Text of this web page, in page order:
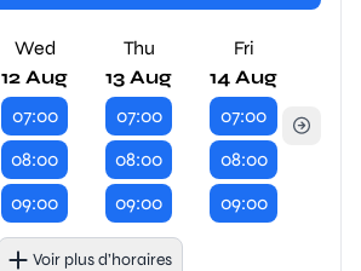
Wed
12 Aug
07:00
08:00
09:00
Thu
13 Aug
07:00
08:00
09:00
Fri
14 Aug
07:00
08:00
09:00
Voir plus d’horaires